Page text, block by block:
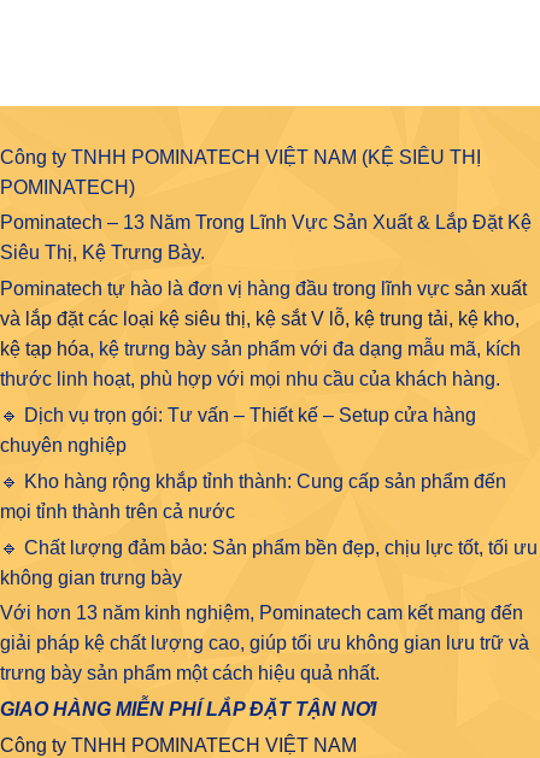
Công ty TNHH POMINATECH VIỆT NAM (KỆ SIÊU THỊ
POMINATECH)
Pominatech – 13 Năm Trong Lĩnh Vực Sản Xuất & Lắp Đặt Kệ
Siêu Thị, Kệ Trưng Bày.
Pominatech tự hào là đơn vị hàng đầu trong lĩnh vực sản xuất
và lắp đặt các loại kệ siêu thị, kệ sắt V lỗ, kệ trung tải, kệ kho,
kệ tạp hóa, kệ trưng bày sản phẩm với đa dạng mẫu mã, kích
thước linh hoạt, phù hợp với mọi nhu cầu của khách hàng.
🔹 Dịch vụ trọn gói: Tư vấn – Thiết kế – Setup cửa hàng
chuyên nghiệp
🔹 Kho hàng rộng khắp tỉnh thành: Cung cấp sản phẩm đến
mọi tỉnh thành trên cả nước
🔹 Chất lượng đảm bảo: Sản phẩm bền đẹp, chịu lực tốt, tối ưu
không gian trưng bày
Với hơn 13 năm kinh nghiệm, Pominatech cam kết mang đến
giải pháp kệ chất lượng cao, giúp tối ưu không gian lưu trữ và
trưng bày sản phẩm một cách hiệu quả nhất.
GIAO HÀNG MIỄN PHÍ LẮP ĐẶT TẬN NƠI
Công ty TNHH POMINATECH VIỆT NAM